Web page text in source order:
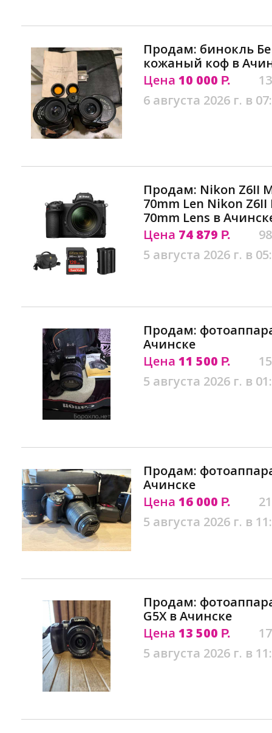
Продам: бинокль
кожаный коф в
Цена 10 000 Р.
6 августа 2026 г. в
Продам: Nikon Z6II
70mm Len Nikon
70mm Lens в
Цена 74 879 Р.
5 августа 2026 г. в
Продам:
Ачинске
Цена 11 500 Р.
5 августа 2026 г. в
Продам:
Ачинске
Цена 16 000 Р.
5 августа 2026 г. в
Продам:
G5X в Ачинске
Цена 13 500 Р.
5 августа 2026 г. в